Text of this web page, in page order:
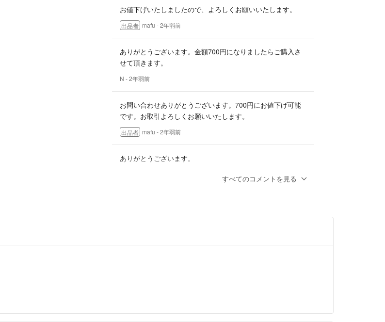
お値下げいたしましたので、よろしくお願いいたします。
出品者 mafu - 2年弱前
ありがとうございます。金額700円になりましたらご購入さ
せて頂きます。
N - 2年弱前
お問い合わせありがとうございます。700円にお値下げ可能
です。お取引よろしくお願いいたします。
出品者 mafu - 2年弱前
ありがとうございます。
すべてのコメントを見る